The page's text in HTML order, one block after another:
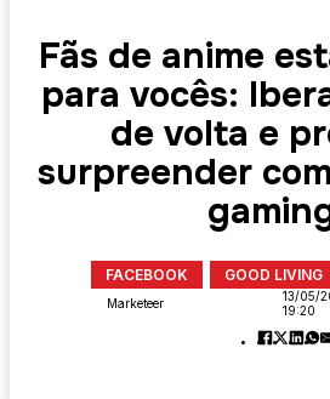
Fãs de anime
para vocês:
de volta e
surpreender
FACEBOOK GOOD LIVING
Marketeer
13/05/
19:20